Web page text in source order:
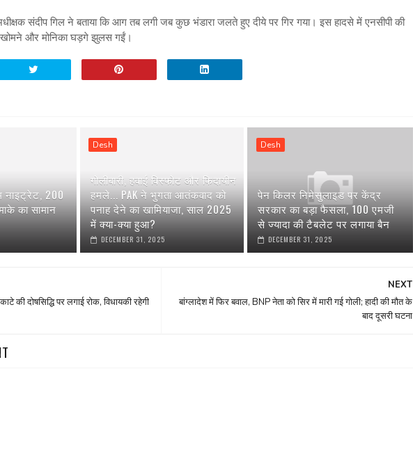
संदीप गिल ने बताया कि आग तब लगी जब कुछ भंडारा जलते हुए दीये पर गिर गया। इस हादसे में एनसीपी की
खोमने और मोनिका घड़गे झुलस गईं।
नाइट्रेट, 200
का सामान
Desh
गोलीबारी, हवाई विस्फोट और फिदायीन
हमले... PAK ने भुगता आतंकवाद को
पनाह देने का खामियाजा, साल 2025
में क्या-क्या हुआ?
DECEMBER 31, 2025
Desh
पेन किलर निमेसुलाइड पर केंद्र
सरकार का बड़ा फैसला, 100 एमजी
से ज्यादा की टैबलेट पर लगाया बैन
DECEMBER 31, 2025
NEXT
बांग्लादेश में फिर बवाल, BNP नेता को सिर में मारी गई गोली; हादी की मौत के
बाद दूसरी घटना
की दोषसिद्धि पर लगाई रोक, विधायकी रहेगी